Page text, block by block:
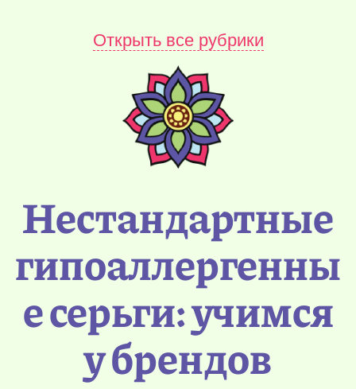
Открыть все рубрики
Нестандартные
гипоаллергенны
е серьги: учимся
у брендов